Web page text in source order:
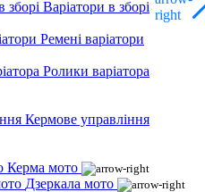
Варіатори в зборі
Ремені варіатори
Ролики варіатора
Кермове управління
Керма мото
Дзеркала мото